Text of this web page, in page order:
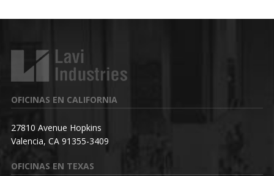
OFICINAS EN CALIFORNIA
27810 Avenue Hopkins
Valencia, CA 91355-3409
OFICINAS EN TEXAS